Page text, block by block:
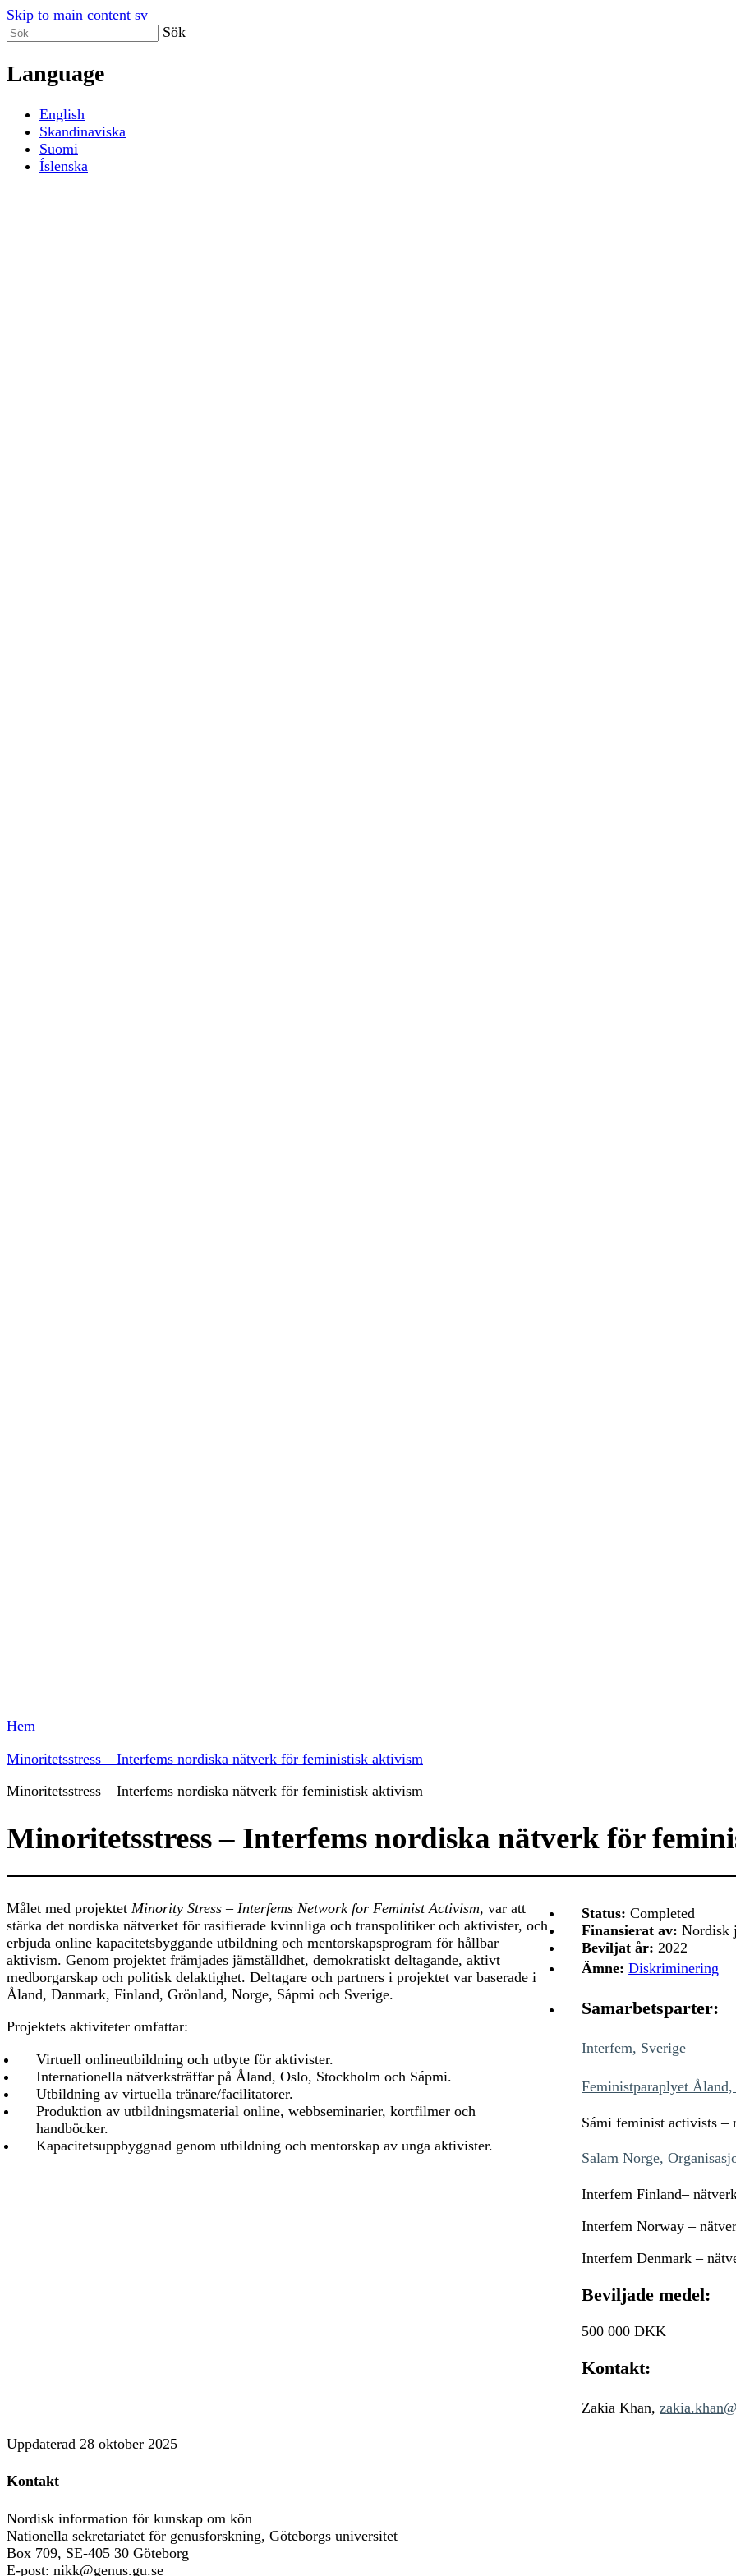
Skip to main content sv
Sök
Language
English
Skandinaviska
Suomi
Íslenska
Hem
Minoritetsstress – Interfems nordiska nätverk för feministisk aktivism
Minoritetsstress – Interfems nordiska nätverk för feministisk aktivism
Minoritetsstress – Interfems nordiska nätverk för
Målet med projektet Minority Stress – Interfems Network for Feminist Activism, var att
stärka det nordiska nätverket för rasifierade kvinnliga och transpolitiker och aktivister, och
erbjuda online kapacitets­byggande utbildning och mentorskapsprogram för hållbar
aktivism. Genom projektet främjades jämställdhet, demokratiskt deltagande, aktivt
medborgarskap och politisk delaktighet. Deltagare och partners i projektet var baserade i
Åland, Danmark, Finland, Grönland, Norge, Sápmi och Sverige.
Projektets aktiviteter omfattar:
Virtuell onlineutbildning och utbyte för aktivister.
Internationella nätverksträffar på Åland, Oslo, Stockholm och Sápmi.
Utbildning av virtuella tränare/facilitatorer.
Produktion av utbildningsmaterial online, webbseminarier, kortfilmer och
handböcker.
Kapacitetsuppbyggnad genom utbildning och mentorskap av unga aktivister.
Status: Completed
Finansierat av: Nordisk
Beviljat år: 2022
Ämne: Diskriminering
Samarbetsparter:
Interfem, Sverige
Feministparaplyet
Sámi feminist activists –
Salam Norge,
Interfem Finland–
Interfem Norway –
Interfem Denmark –
Beviljade medel:
500 000 DKK
Kontakt:
Zakia Khan,
Uppdaterad 28 oktober 2025
Kontakt
Nordisk information för kunskap om kön
Nationella sekretariatet för genusforskning, Göteborgs universitet
Box 709, SE-405 30 Göteborg
E-post: nikk@genus.gu.se